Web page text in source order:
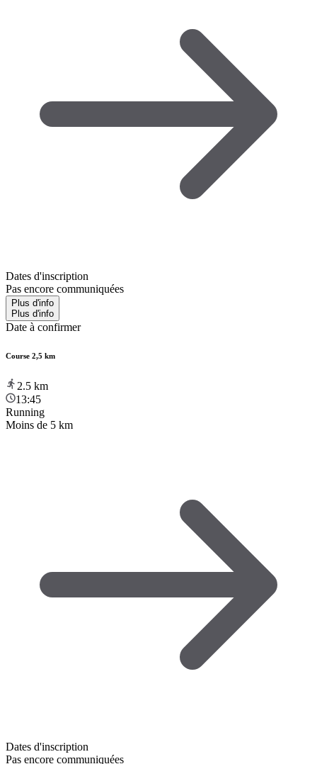
Dates d'inscription
Pas encore communiquées
Plus d'info
Plus d'info
Date à confirmer
Course 2,5 km
2.5 km
13:45
Running
Moins de 5 km
Dates d'inscription
Pas encore communiquées